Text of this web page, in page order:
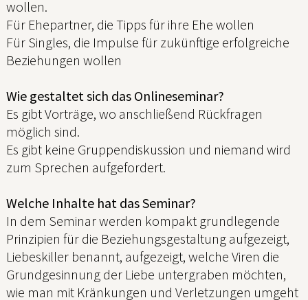
wollen.
Für Ehepartner, die Tipps für ihre Ehe wollen
Für Singles, die Impulse für zukünftige erfolgreiche
Beziehungen wollen
Wie gestaltet sich das Onlineseminar?
Es gibt Vorträge, wo anschließend Rückfragen
möglich sind.
Es gibt keine Gruppendiskussion und niemand wird
zum Sprechen aufgefordert.
Welche Inhalte hat das Seminar?
In dem Seminar werden kompakt grundlegende
Prinzipien für die Beziehungsgestaltung aufgezeigt,
Liebeskiller benannt, aufgezeigt, welche Viren die
Grundgesinnung der Liebe untergraben möchten,
wie man mit Kränkungen und Verletzungen umgeht